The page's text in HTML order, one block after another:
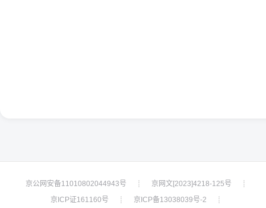
京公网安备11010802044943号 ┊ 京网文[2023]4218-125号
┊
京ICP证161160号
┊ 京ICP备13038039号-2
┊